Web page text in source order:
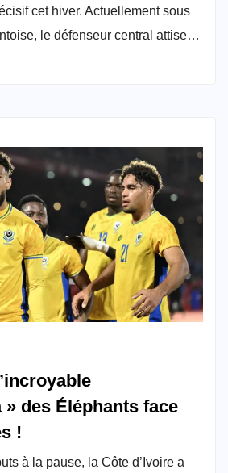
cet hiver. Actuellement sous
le défenseur central attise…
» des Éléphants face
!
à la pause, la Côte d’Ivoire a